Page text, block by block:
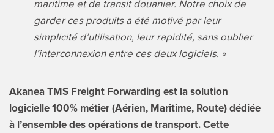
maritime et de transit douanier. Notre choix de
garder ces produits a été motivé par leur
simplicité d’utilisation, leur rapidité, sans oublier
l’interconnexion entre ces deux logiciels. »
Akanea TMS Freight Forwarding est la solution
logicielle 100% métier (Aérien, Maritime, Route) dédiée
à l’ensemble des opérations de transport. Cette